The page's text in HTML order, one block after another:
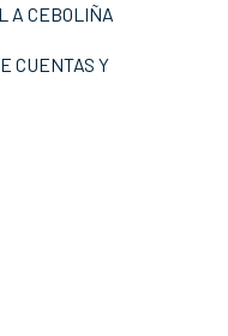
A CEBOLIÑA
CUENTAS Y